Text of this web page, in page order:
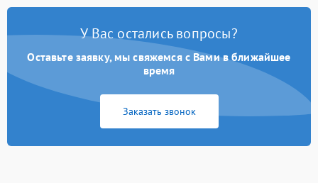
У Вас остались вопросы?
Оставьте заявку, мы свяжемся с Вами в ближайшее
время
Заказать звонок